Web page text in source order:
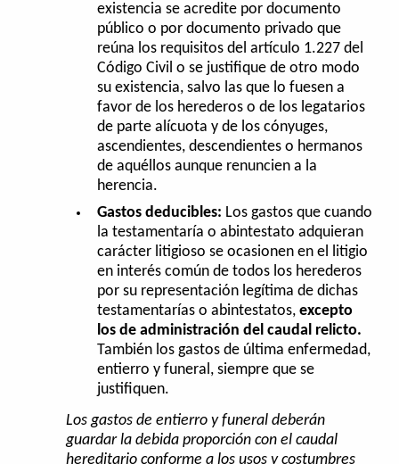
existencia se acredite por documento
público o por documento privado que
reúna los requisitos del artículo 1.227 del
Código Civil o se justifique de otro modo
su existencia, salvo las que lo fuesen a
favor de los herederos o de los legatarios
de parte alícuota y de los cónyuges,
ascendientes, descendientes o hermanos
de aquéllos aunque renuncien a la
herencia.
Gastos deducibles: Los gastos que cuando
la testamentaría o abintestato adquieran
carácter litigioso se ocasionen en el litigio
en interés común de todos los herederos
por su representación legítima de dichas
testamentarías o abintestatos, excepto
los de administración del caudal relicto.
También los gastos de última enfermedad,
entierro y funeral, siempre que se
justifiquen.
Los gastos de entierro y funeral deberán
guardar la debida proporción con el caudal
hereditario conforme a los usos y costumbres